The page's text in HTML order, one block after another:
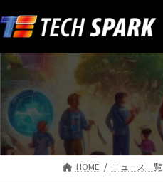
ン
テ
ン
へ
ス
キ
ッ
ビ
ゲ
ー
ョ
ン
に
移
HOME ニュース一覧